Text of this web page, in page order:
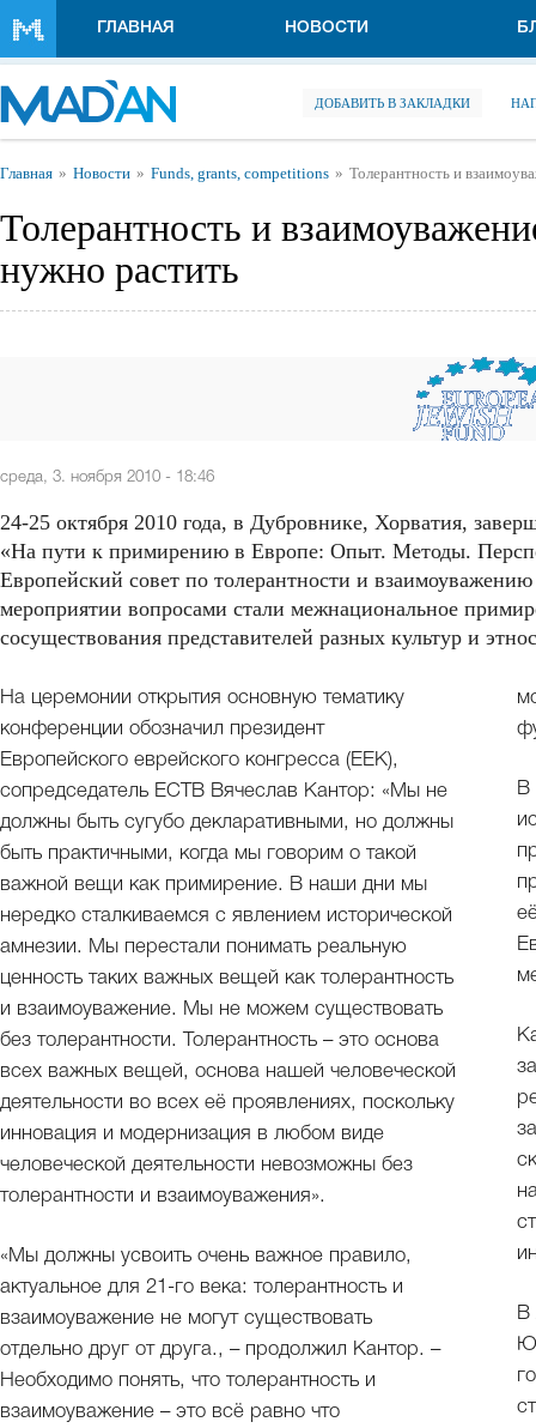
ГЛАВНАЯ НОВОСТИ
ДОБАВИТЬ В ЗАКЛАДКИ
Вы здесь
Главная Новости Funds, grants, competitions Толерантность и
Толерантность и
нужно растить
среда, 3. ноября 2010 - 18:46
24-25 октября 2010 года, в Дубровнике, Хорватия,
«На пути к примирению в Европе: Опыт. Методы.
Европейский совет по толерантности и
мероприятии вопросами стали межнациональное
сосуществования представителей разных культур и
На церемонии открытия основную тематику
конференции обозначил президент
Европейского еврейского конгресса (ЕЕК),
сопредседатель ЕСТВ Вячеслав Кантор: «Мы не
должны быть сугубо декларативными, но должны
быть практичными, когда мы говорим о такой
важной вещи как примирение. В наши дни мы
нередко сталкиваемся с явлением исторической
амнезии. Мы перестали понимать реальную
ценность таких важных вещей как толерантность
и взаимоуважение. Мы не можем существовать
без толерантности. Толерантность – это основа
всех важных вещей, основа нашей человеческой
деятельности во всех её проявлениях, поскольку
инновация и модернизация в любом виде
человеческой деятельности невозможны без
толерантности и взаимоуважения».
«Мы должны усвоить очень важное правило,
актуальное для 21-го века: толерантность и
взаимоуважение не могут существовать
отдельно друг от друга., – продолжил Кантор. –
Необходимо понять, что толерантность и
взаимоуважение – это всё равно что
В
В